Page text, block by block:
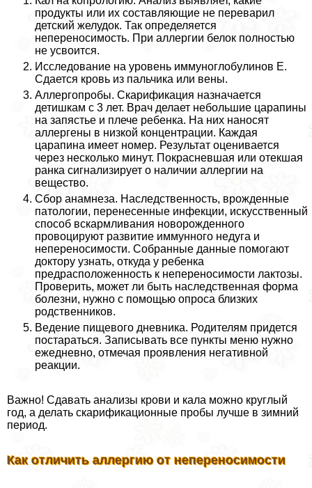
продукты или их составляющие не переварил
детский желудок. Так определяется
непереносимость. При аллергии белок полностью
не усвоится.
Исследование на уровень иммуноглобулинов Е.
Сдается кровь из пальчика или вены.
Аллергопробы. Скарификация назначается
детишкам с 3 лет. Врач делает небольшие царапины
на запястье и плече ребенка. На них наносят
аллергены в низкой концентрации. Каждая
царапина имеет номер. Результат оценивается
через несколько минут. Покрасневшая или отекшая
ранка сигнализирует о наличии аллергии на
вещество.
Сбор анамнеза. Наследственность, врожденные
патологии, перенесенные инфекции, искусственный
способ вскармливания новорожденного
провоцируют развитие иммунного недуга и
непереносимости. Собранные данные помогают
доктору узнать, откуда у ребенка
предрасположенность к непереносимости лактозы.
Проверить, может ли быть наследственная форма
болезни, нужно с помощью опроса близких
родственников.
Ведение пищевого дневника. Родителям придется
постараться. Записывать все пункты меню нужно
ежедневно, отмечая проявления негативной
реакции.
Важно! Сдавать анализы крови и кала можно круглый
год, а делать скарификационные пробы лучше в зимний
период.
Как отличить аллергию от непереносимости